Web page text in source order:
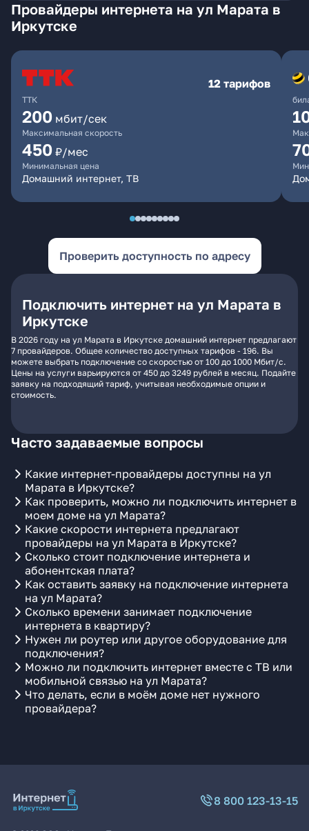
Провайдеры интернета на ул Марата в
Иркутске
ТТК
12 тарифов
200 мбит/сек
Максимальная скорость
450 ₽/мес
Минимальная цена
Домашний интернет, ТВ
Проверить доступность по адресу
Подключить интернет на ул Марата в
Иркутске
В 2026 году на ул Марата в Иркутске домашний интернет предлагают
7 провайдеров. Общее количество доступных тарифов - 196. Вы
можете выбрать подключение со скоростью от 100 до 1000 Мбит/с.
Цены на услуги варьируются от 450 до 3249 рублей в месяц. Подайте
заявку на подходящий тариф, учитывая необходимые опции и
стоимость.
Часто задаваемые вопросы
Какие интернет-провайдеры доступны на ул
Марата в Иркутске?
Как проверить, можно ли подключить интернет в
моем доме на ул Марата?
Какие скорости интернета предлагают
провайдеры на ул Марата в Иркутске?
Сколько стоит подключение интернета и
абонентская плата?
Как оставить заявку на подключение интернета
на ул Марата?
Сколько времени занимает подключение
интернета в квартиру?
Нужен ли роутер или другое оборудование для
подключения?
Можно ли подключить интернет вместе с ТВ или
мобильной связью на ул Марата?
Что делать, если в моём доме нет нужного
провайдера?
8 800 123-13-15